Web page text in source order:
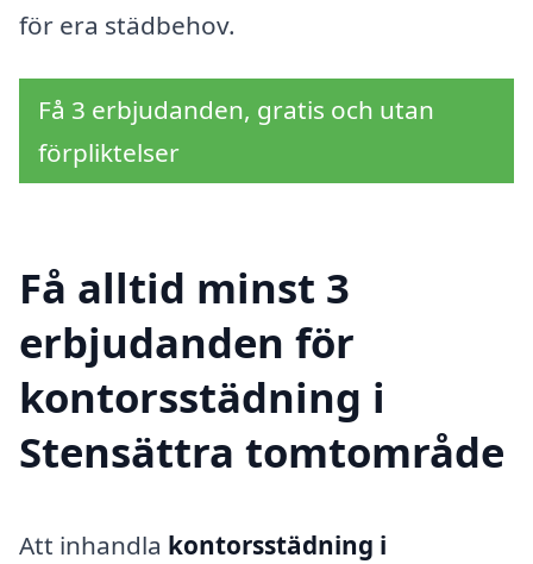
för era städbehov.
Få 3 erbjudanden, gratis och utan
förpliktelser
Få alltid minst 3
erbjudanden för
kontorsstädning i
Stensättra tomtområde
Att inhandla kontorsstädning i